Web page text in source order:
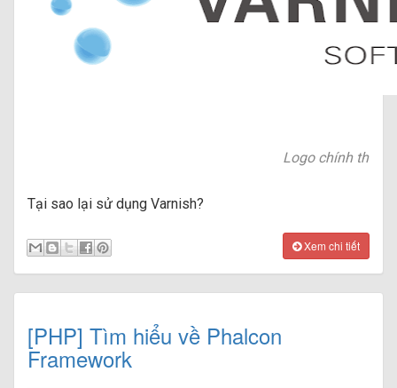
Logo chính thức
Tại sao lại sử dụng Varnish?
Xem chi tiết
[PHP] Tìm hiểu về Phalcon
Framework